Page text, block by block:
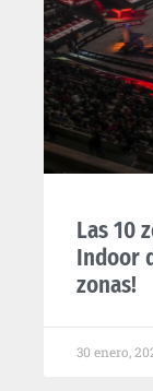
Las 10
Indoor
zonas!
30 enero,